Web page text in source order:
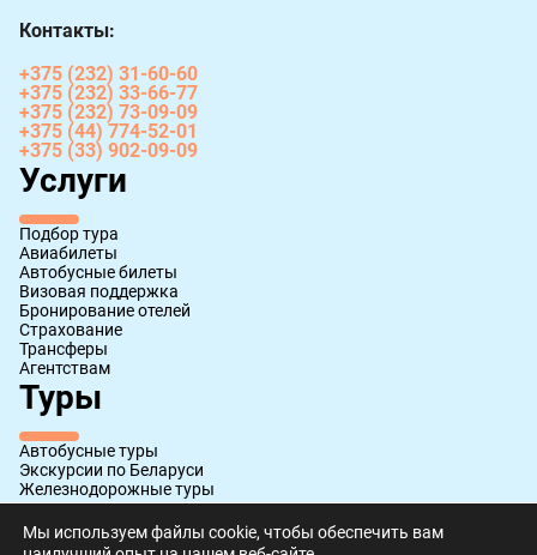
Услуги
Подбор тура
Авиабилеты
Автобусные билеты
Визовая поддержка
Бронирование отелей
Страхование
Трансферы
Агентствам
Туры
Автобусные туры
Экскурсии по Беларуси
Железнодорожные туры
Авиатуры
Круизы
Контакты:
+375 (232) 31-60-60
+375 (232) 33-66-77
+375 (232) 73-09-09
+375 (44) 774-52-01
+375 (33) 902-09-09
Мы используем файлы cookie, чтобы обеспечить вам